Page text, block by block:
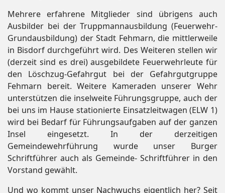
Mehrere erfahrene Mitglieder sind übrigens auch
Ausbilder bei der Truppmannausbildung (Feuerwehr-
Grundausbildung) der Stadt Fehmarn, die mittlerweile
in Bisdorf durchgeführt wird. Des Weiteren stellen wir
(derzeit sind es drei) ausgebildete Feuerwehrleute für
den Löschzug-Gefahrgut bei der Gefahrgutgruppe
Fehmarn bereit. Weitere Kameraden unserer Wehr
unterstützen die inselweite Führungsgruppe, auch der
bei uns im Hause stationierte Einsatzleitwagen (ELW 1)
wird bei Bedarf für Führungsaufgaben auf der ganzen
Insel eingesetzt. In der derzeitigen
Gemeindewehrführung wurde unser Burger
Schriftführer auch als Gemeinde- Schriftführer in den
Vorstand gewählt.
Und wo kommt unser Nachwuchs eigentlich her? Seit